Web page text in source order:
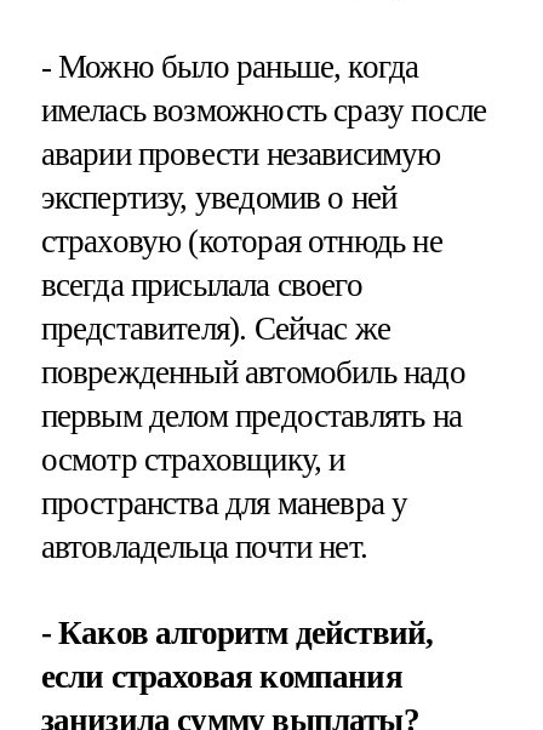
- Можно было раньше, когда
имелась возможность сразу после
аварии провести независимую
экспертизу, уведомив о ней
страховую (которая отнюдь не
всегда присылала своего
представителя). Сейчас же
поврежденный автомобиль надо
первым делом предоставлять на
осмотр страховщику, и
пространства для маневра у
автовладельца почти нет.
- Каков алгоритм действий,
если страховая компания
занизила сумму выплаты?